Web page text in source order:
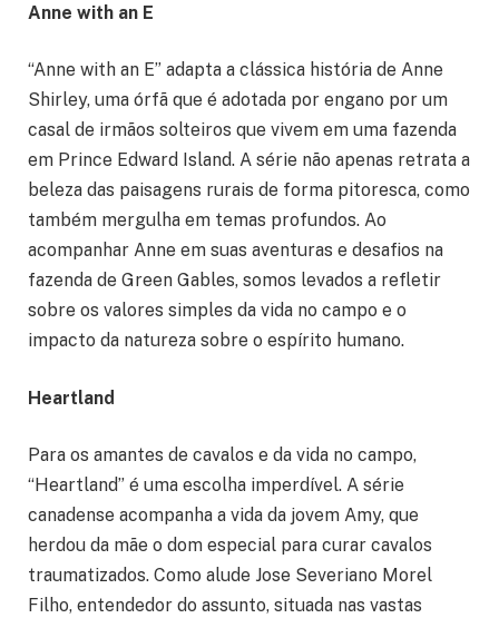
Anne with an E
“Anne with an E” adapta a clássica história de Anne
Shirley, uma órfã que é adotada por engano por um
casal de irmãos solteiros que vivem em uma fazenda
em Prince Edward Island. A série não apenas retrata a
beleza das paisagens rurais de forma pitoresca, como
também mergulha em temas profundos. Ao
acompanhar Anne em suas aventuras e desafios na
fazenda de Green Gables, somos levados a refletir
sobre os valores simples da vida no campo e o
impacto da natureza sobre o espírito humano.
Heartland
Para os amantes de cavalos e da vida no campo,
“Heartland” é uma escolha imperdível. A série
canadense acompanha a vida da jovem Amy, que
herdou da mãe o dom especial para curar cavalos
traumatizados. Como alude Jose Severiano Morel
Filho, entendedor do assunto, situada nas vastas